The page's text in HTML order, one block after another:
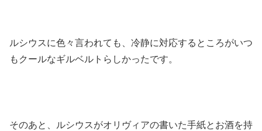
ルシウスに色々言われても、冷静に対応するところがいつ
もクールなギルベルトらしかったです。
そのあと、ルシウスがオリヴィアの書いた手紙とお酒を持